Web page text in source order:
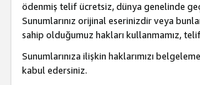
ödenmiş telif ücretsiz, dünya genelinde
Sunumlarınız orijinal eserinizdir veya
sahip olduğumuz hakları kullanmamız,
Sunumlarınıza ilişkin haklarımızı
kabul edersiniz.